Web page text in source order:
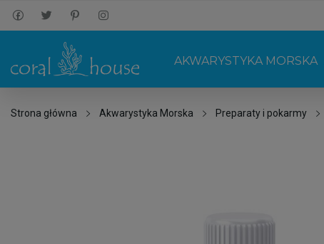
AKWARYSTYKA MORSKA
Strona główna Akwarystyka Morska Preparaty i pokarmy